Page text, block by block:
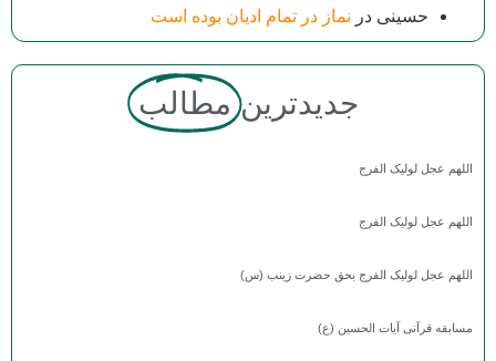
حسینی در نماز در تمام ادیان بوده است
جدیدترین مطالب
اللهم عجل لولیک الفرج
اللهم عجل لولیک الفرج
اللهم عجل لولیک الفرج بحق حضرت زینب (س)
مسابقه قرآنی آیات الحسین (ع)